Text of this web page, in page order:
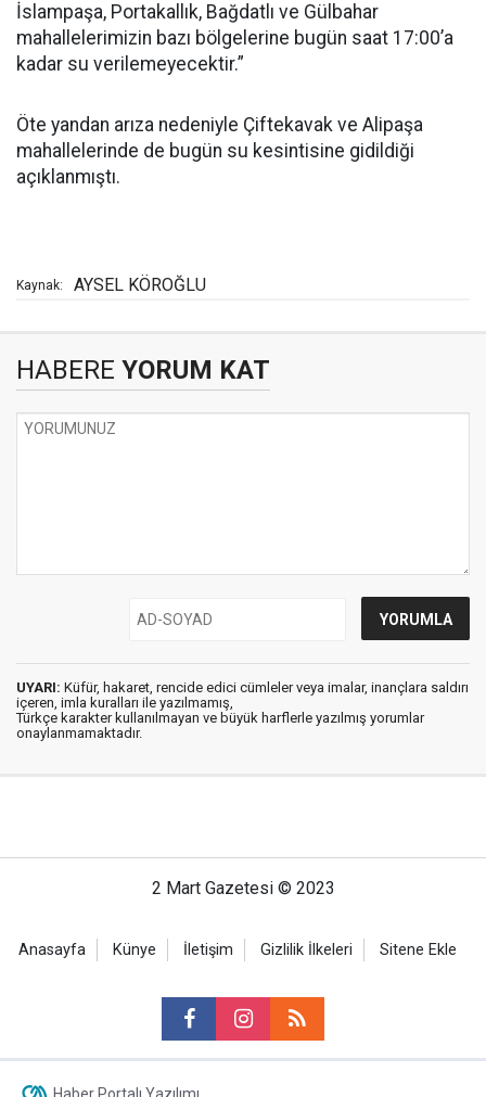
İslampaşa, Portakallık, Bağdatlı ve Gülbahar
mahallelerimizin bazı bölgelerine bugün saat 17:00’a
kadar su verilemeyecektir.”
Öte yandan arıza nedeniyle Çiftekavak ve Alipaşa
mahallelerinde de bugün su kesintisine gidildiği
açıklanmıştı.
Kaynak: AYSEL KÖROĞLU
HABERE YORUM KAT
UYARI: Küfür, hakaret, rencide edici cümleler veya imalar, inançlara saldırı
içeren, imla kuralları ile yazılmamış,
Türkçe karakter kullanılmayan ve büyük harflerle yazılmış yorumlar
onaylanmamaktadır.
2 Mart Gazetesi © 2023
Anasayfa Künye İletişim Gizlilik İlkeleri Sitene Ekle